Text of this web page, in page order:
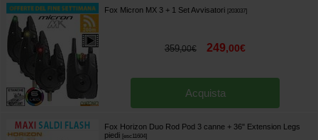
Fox Micron MX 3 + 1 Set Avvisatori 203037]
359,00€ 249,00€
Acquista
Fox Horizon Duo Rod Pod 3 canne + 36" Extension Legs
piedi [esc11604]